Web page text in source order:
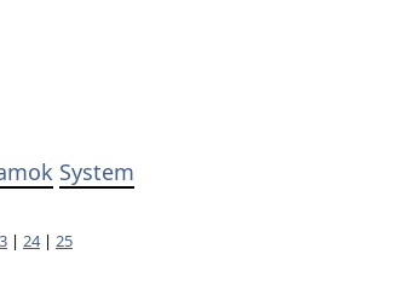
System
| 24| 25